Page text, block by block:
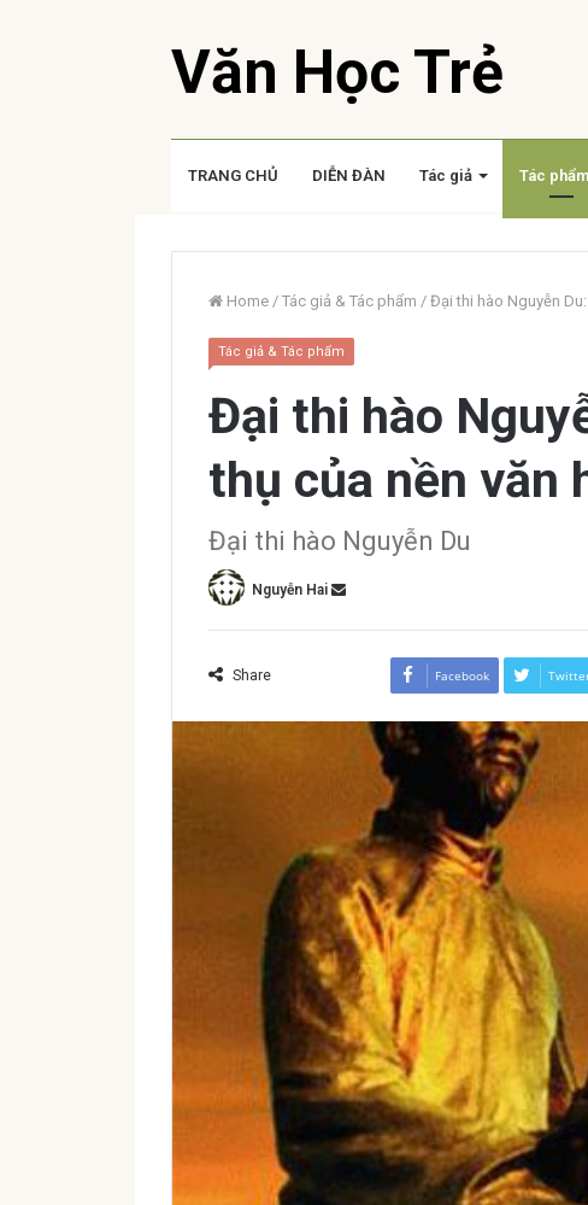
Văn Học Trẻ
TRANG CHỦ DIỄN ĐÀN Tác giả Tác phẩm
Home / Tác giả & Tác phẩm / Đại thi hào Nguyễn
Tác giả & Tác phẩm
Đại thi hào
thụ của nền văn
Đại thi hào Nguyễn Du
Nguyễn Hai
Share Facebook